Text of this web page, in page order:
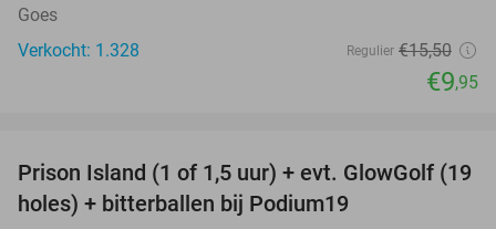
Goes
Verkocht: 1.328
Regulier €15,50
€9,95
36%
Prison Island (1 of 1,5 uur) + evt. GlowGolf (19
holes) + bitterballen bij Podium19